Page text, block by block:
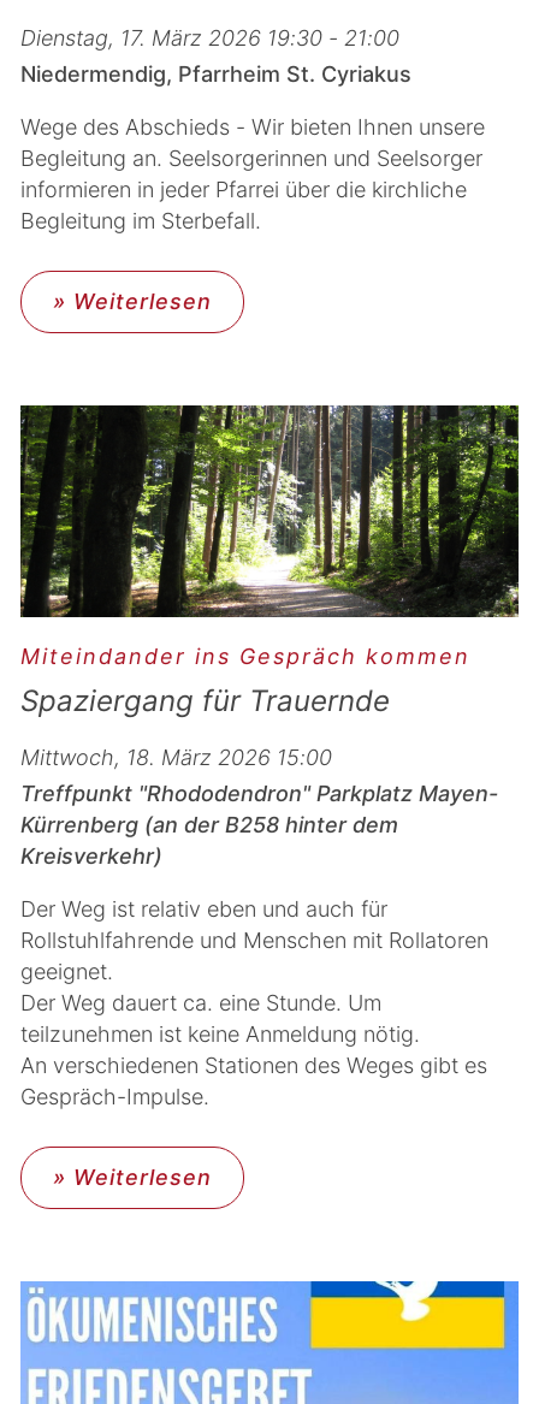
Dienstag, 17. März 2026 19:30 - 21:00
Niedermendig, Pfarrheim St. Cyriakus
Wege des Abschieds - Wir bieten Ihnen unsere
Begleitung an. Seelsorgerinnen und Seelsorger
informieren in jeder Pfarrei über die kirchliche
Begleitung im Sterbefall.
» Weiterlesen
Miteindander ins Gespräch kommen
Spaziergang für Trauernde
Mittwoch, 18. März 2026 15:00
Treffpunkt "Rhododendron" Parkplatz Mayen-
Kürrenberg (an der B258 hinter dem
Kreisverkehr)
Der Weg ist relativ eben und auch für
Rollstuhlfahrende und Menschen mit Rollatoren
geeignet.
Der Weg dauert ca. eine Stunde. Um
teilzunehmen ist keine Anmeldung nötig.
An verschiedenen Stationen des Weges gibt es
Gespräch-Impulse.
» Weiterlesen